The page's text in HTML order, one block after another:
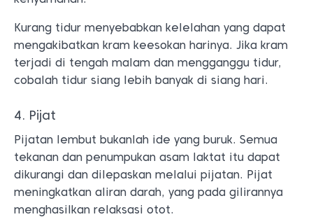
Kurang tidur menyebabkan kelelahan yang dapat
mengakibatkan kram keesokan harinya. Jika kram
terjadi di tengah malam dan mengganggu tidur,
cobalah tidur siang lebih banyak di siang hari.
4. Pijat
Pijatan lembut bukanlah ide yang buruk. Semua
tekanan dan penumpukan asam laktat itu dapat
dikurangi dan dilepaskan melalui pijatan. Pijat
meningkatkan aliran darah, yang pada gilirannya
menghasilkan relaksasi otot.